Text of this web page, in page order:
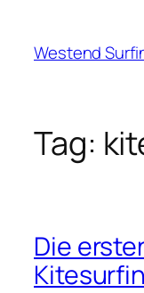
content
Westend
Tag:
Die